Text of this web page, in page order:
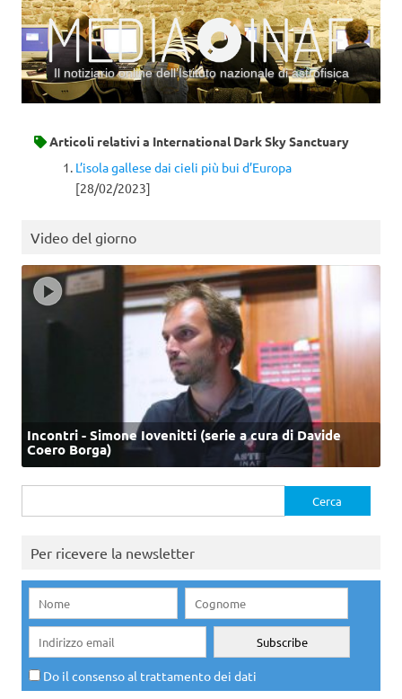
Il notiziario online dell’Istituto nazionale di astrofisica
Articoli relativi a International Dark Sky Sanctuary
L’isola gallese dai cieli più bui d’Europa
[28/02/2023]
Video del giorno
Incontri - Simone Iovenitti (serie a cura di Davide
Coero Borga)
per:
Per ricevere la newsletter
Do il consenso al trattamento dei dati